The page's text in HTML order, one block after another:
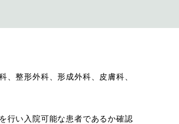
整形外科、形成外科、皮膚科、
行い入院可能な患者であるか確認